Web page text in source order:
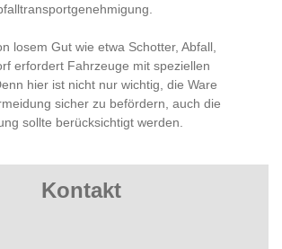
losem Gut wie etwa Schotter, Abfall,
erfordert Fahrzeuge mit speziellen
hier ist nicht nur wichtig, die Ware
sicher zu befördern, auch die
sollte berücksichtigt werden.
Kontakt